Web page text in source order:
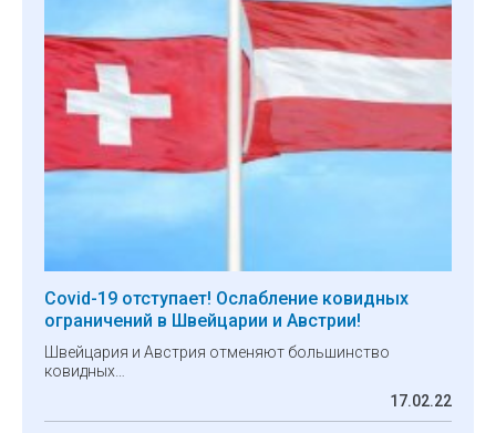
Covid-19 отступает! Ослабление ковидных
ограничений в Швейцарии и Австрии!
Швейцария и Австрия отменяют большинство
ковидных…
17.02.22